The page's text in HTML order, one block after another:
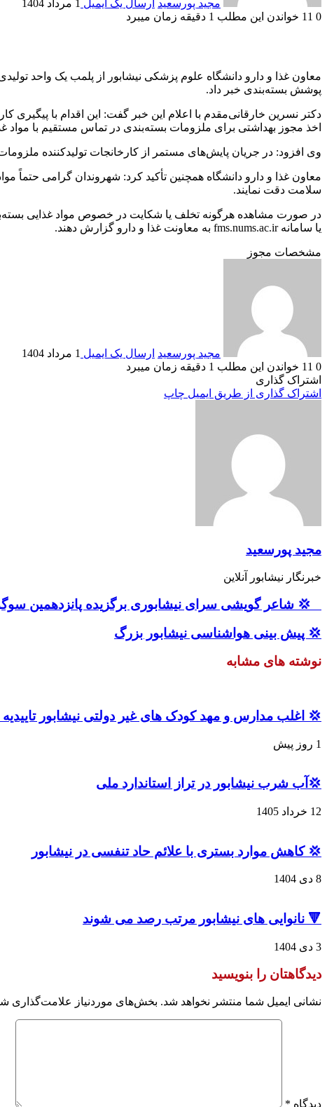
مجید پورسعید ارسال یک ایمیل 1 مرداد 1404
0
خواندن این مطلب 1 دقیقه زمان میبرد
پوشش بسته‌بندی خبر داد.
دکتر نسرین خارقانی‌مقدم با اعلام این خبر گفت: این اقدام با
اخذ مجوز بهداشتی برای ملزومات بسته‌بندی در تماس مستقیم با
وی افزود: در جریان پایش‌های مستمر از کارخانجات تولیدکننده
معاون غذا و دارو دانشگاه همچنین تأکید کرد: شهروندان گرامی حتماً
سلامت دقت نمایند.
یا سامانه fms.nums.ac.ir به معاونت غذا و دارو گزارش دهند.
مشخصات مجوز
مجید پورسعید ارسال یک ایمیل 1 مرداد 1404
0
خواندن این مطلب 1 دقیقه زمان میبرد
اشتراک گذاری
اشتراک گذاری از طریق ایمیل چاپ
مجید پورسعید
خبرنگار نیشابور آنلاین
💢 شاعر گویشی سرای نیشابوری برگزیده پانزدهمین
💢 پیش بینی هواشناسی نیشابور بزرگ
نوشته های مشابه
💢 اغلب مدارس و مهد کودک های غیر دولتی نیشابور
1 روز پیش
💢آب شرب نیشابور در تراز استاندارد ملی
12 خرداد 1405
💢 کاهش موارد بستری با علائم حاد تنفسی در نیشابور
8 دی 1404
🔻 نانوایی های نیشابور مرتب رصد می شوند
3 دی 1404
دیدگاهتان را بنویسید
نشانی ایمیل شما منتشر نخواهد شد. بخش‌های موردنیاز علامت‌گذاری
دیدگاه *